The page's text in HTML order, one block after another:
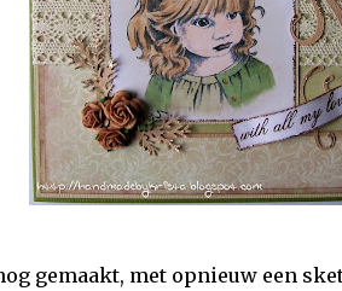
gemaakt, met opnieuw een